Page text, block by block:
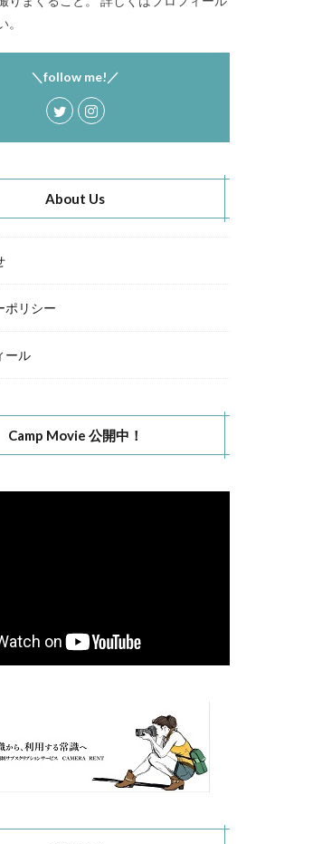
＼follow me!／
About Us
ポリシー
ール
Camp Movie 公開中！